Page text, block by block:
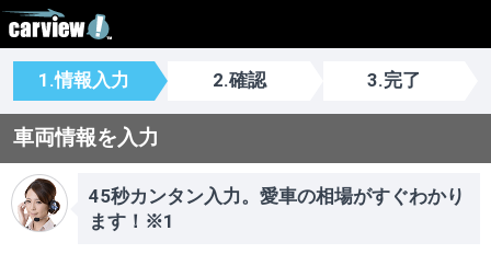
1.情報入力 2.確認 3.完了
車両情報を入力
45秒カンタン入力。愛車の相場がすぐわかり
ます！※1